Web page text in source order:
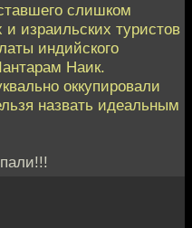
слишком
израильских туристов
индийского
Наик.
оккупировали
назвать идеальным